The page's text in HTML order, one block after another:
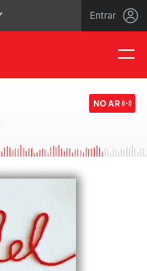
Entrar
NO AR